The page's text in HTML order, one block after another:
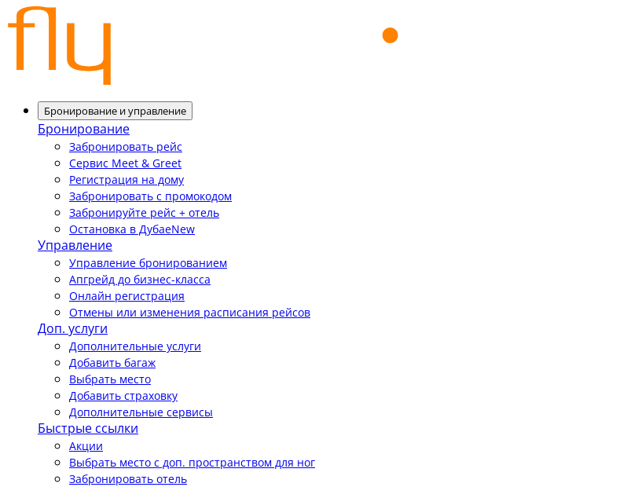
Бронирование и управление
Бронирование
Забронировать рейс
Сервис Meet & Greet
Регистрация на дому
Забронировать с промокодом
Забронируйте рейс + отель
Остановка в ДубаеNew
Управление
Управление бронированием
Апгрейд до бизнес-класса
Онлайн регистрация
Отмены или изменения расписания рейсов
Доп. услуги
Дополнительные услуги
Добавить багаж
Выбрать место
Добавить страховку
Дополнительные сервисы
Быстрые ссылки
Акции
Выбрать место с доп. пространством для ног
Забронировать отель